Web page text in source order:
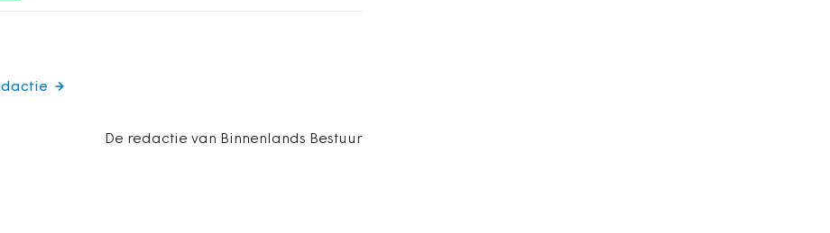
De redactie van Binnenlands Bestuur